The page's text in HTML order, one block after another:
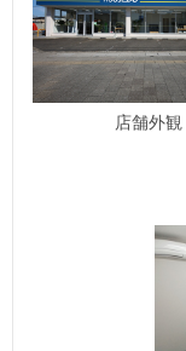
店舗外観